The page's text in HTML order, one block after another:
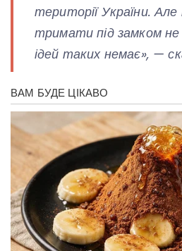
території України. Але
тримати під замком не
ідей таких немає», —